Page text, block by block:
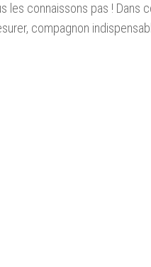
les connaissons pas ! Dans
compagnon